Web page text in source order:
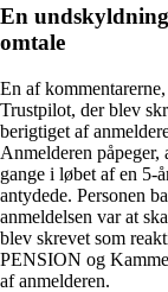
En
omtale
En af
Trustpilot, der blev
berigtiget af
Anmelderen
gange i løbet af en 5-
antydede. Personen
anmeldelsen var at
blev skrevet som
PENSION og
af anmelderen.